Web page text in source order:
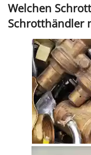
Welchen
Schrotthändler